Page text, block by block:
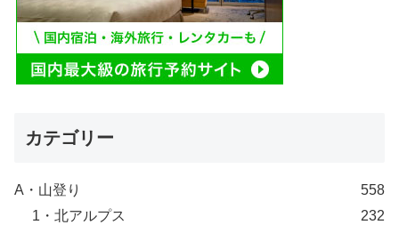
カテゴリー
A・山登り
558
1・北アルプス
232